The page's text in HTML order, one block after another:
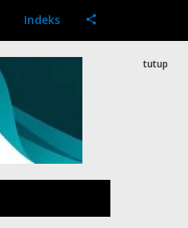
Indeks
tutup